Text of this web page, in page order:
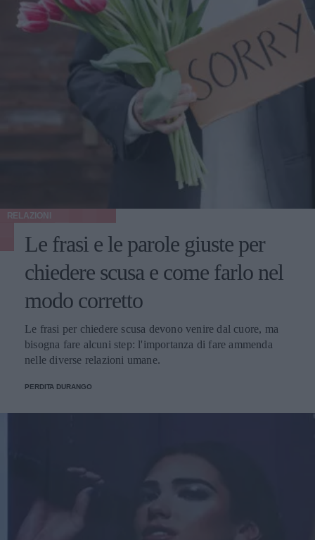
RELAZIONI
Le frasi e le parole giuste per
chiedere scusa e come farlo nel
modo corretto
Le frasi per chiedere scusa devono venire dal cuore, ma
bisogna fare alcuni step: l'importanza di fare ammenda
nelle diverse relazioni umane.
PERDITA DURANGO